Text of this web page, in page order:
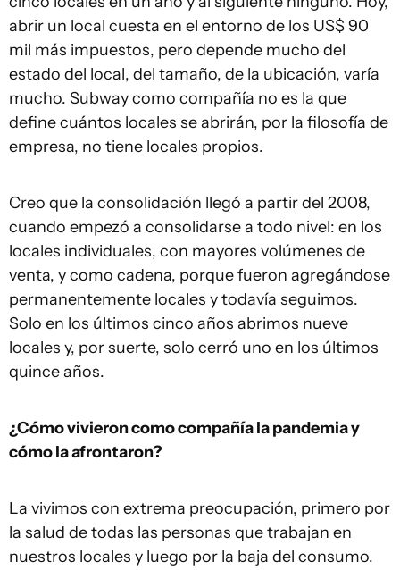
abrir un local cuesta en el entorno de los US$ 90
mil más impuestos, pero depende mucho del
estado del local, del tamaño, de la ubicación, varía
mucho. Subway como compañía no es la que
define cuántos locales se abrirán, por la filosofía de
empresa, no tiene locales propios.
Creo que la consolidación llegó a partir del 2008,
cuando empezó a consolidarse a todo nivel: en los
locales individuales, con mayores volúmenes de
venta, y como cadena, porque fueron agregándose
permanentemente locales y todavía seguimos.
Solo en los últimos cinco años abrimos nueve
locales y, por suerte, solo cerró uno en los últimos
quince años.
¿Cómo vivieron como compañía la pandemia y
cómo la afrontaron?
La vivimos con extrema preocupación, primero por
la salud de todas las personas que trabajan en
nuestros locales y luego por la baja del consumo.